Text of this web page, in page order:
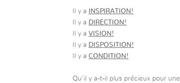
Il y a INSPIRATION!
Il y a DIRECTION!
Il y a VISION!
Il y a DISPOSITION!
Il y a CONDITION!
Qu’il y a-t-il plus précieux pour